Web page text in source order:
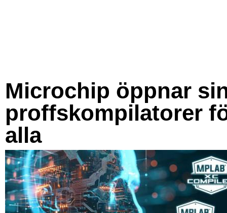
Microchip öppnar
proffskompilatorer
alla